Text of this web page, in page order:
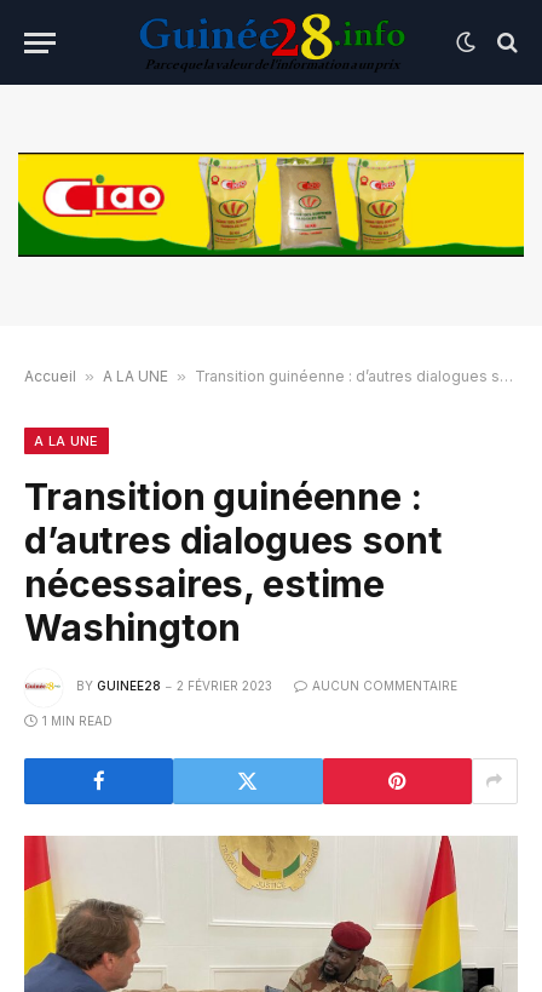
Accueil » A LA UNE » Transition guinéenne : d’autres dialogues sont nécessaires, estime Washington
A LA UNE
Transition guinéenne :
d’autres dialogues sont
nécessaires, estime
Washington
BY GUINEE28 2 FÉVRIER 2023 AUCUN COMMENTAIRE
1 MIN READ